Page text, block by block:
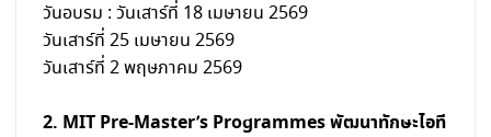
วันอบรม : วันเสาร์ที่ 18 เมษายน 2569
วันเสาร์ที่ 25 เมษายน 2569
วันเสาร์ที่ 2 พฤษภาคม 2569
2. MIT Pre-Master’s Programmes พัฒนาทักษะไอที